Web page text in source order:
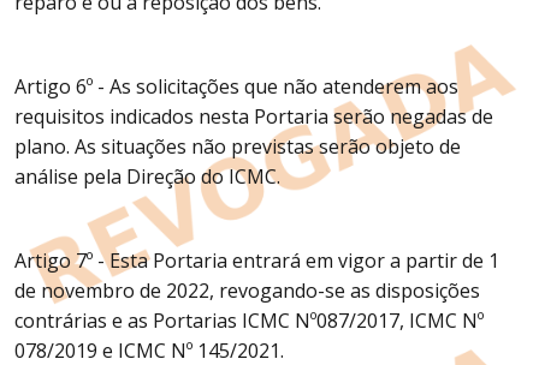
Artigo 6º - As solicitações que não atenderem aos
requisitos indicados nesta Portaria serão negadas de
plano. As situações não previstas serão objeto de
análise pela Direção do ICMC.
Artigo 7º - Esta Portaria entrará em vigor a partir de 1
de novembro de 2022, revogando-se as disposições
contrárias e as Portarias ICMC Nº087/2017, ICMC Nº
078/2019 e ICMC Nº 145/2021.